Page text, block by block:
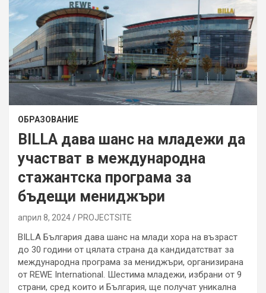
ОБРАЗОВАНИЕ
BILLA дава шанс на младежи да
участват в международна
стажантска програма за
бъдещи мениджъри
април 8, 2024 PROJECTSITЕ
BILLA България дава шанс на млади хора на възраст
до 30 години от цялата страна да кандидатстват за
международна програма за мениджъри, организирана
от REWE International. Шестима младежи, избрани от 9
страни, сред които и България, ще получат уникална